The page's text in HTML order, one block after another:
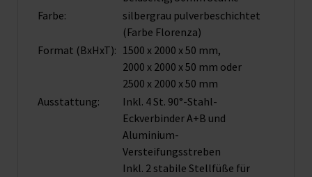
Farbe:
silbergrau pulverbeschichtet
(Farbe Florenza)
Format (BxHxT): 1500 x 2000 x 50 mm,
2000 x 2000 x 50 mm oder
2500 x 2000 x 50 mm
Ausstattung:
Inkl. 4 St. 90°-Stahl-
Eckverbinder A+B und
Aluminium-
Versteifungsstreben
Inkl. 2 stabile Stellfüße für